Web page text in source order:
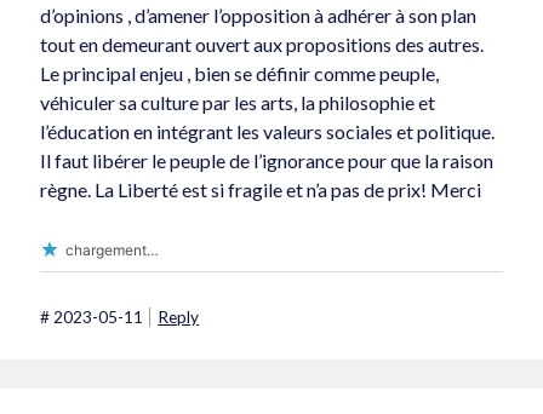
d’opinions , d’amener l’opposition à adhérer à son plan
tout en demeurant ouvert aux propositions des autres.
Le principal enjeu , bien se définir comme peuple,
véhiculer sa culture par les arts, la philosophie et
l’éducation en intégrant les valeurs sociales et politique.
Il faut libérer le peuple de l’ignorance pour que la raison
règne. La Liberté est si fragile et n’a pas de prix! Merci
chargement…
# 2023-05-11 Reply